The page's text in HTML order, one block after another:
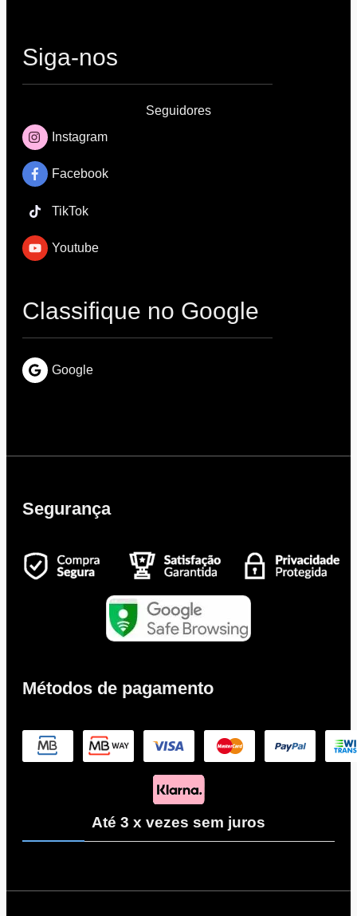
Siga-nos
Seguidores
Instagram
Facebook
TikTok
Youtube
Classifique no Google
Google
Segurança
Métodos de pagamento
Até 3 x vezes sem juros